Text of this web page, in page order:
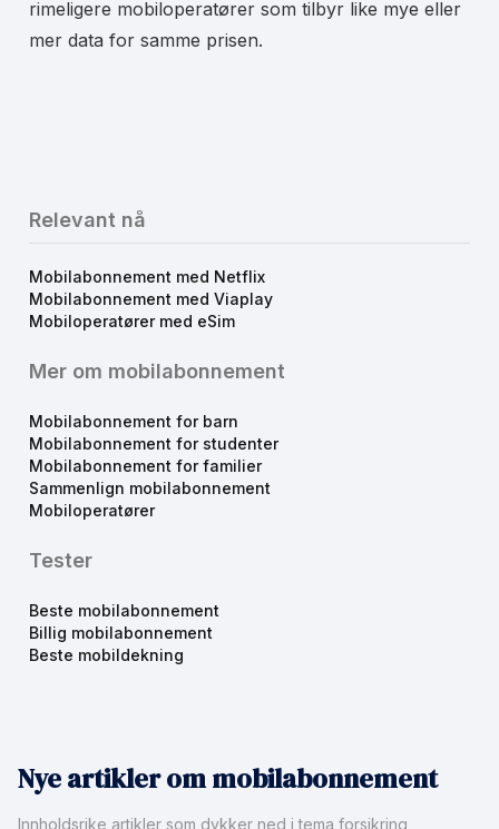
rimeligere mobiloperatører som tilbyr like mye eller
mer data for samme prisen.
Relevant nå
Mobilabonnement med Netflix
Mobilabonnement med Viaplay
Mobiloperatører med eSim
Mer om mobilabonnement
Mobilabonnement for barn
Mobilabonnement for studenter
Mobilabonnement for familier
Sammenlign mobilabonnement
Mobiloperatører
Tester
Beste mobilabonnement
Billig mobilabonnement
Beste mobildekning
Nye artikler om mobilabonnement
Innholdsrike artikler som dykker ned i tema forsikring